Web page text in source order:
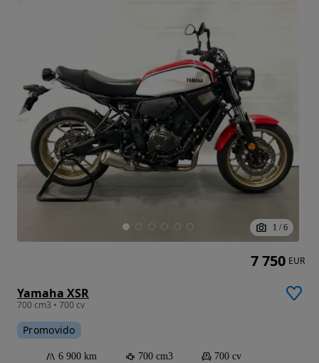
1 / 6
Yamaha XSR
700 cm3 • 700 cv
Promovido
6 900 km 700 cm3
700 cv
7 750 EUR